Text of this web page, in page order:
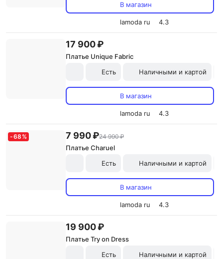
В магазин
lamoda ru 4.3
17 900 ₽
Платье Unique Fabric
Есть
Наличными и картой
В магазин
lamoda ru 4.3
-68 % 7 990 ₽24 990 ₽
Платье Charuel
Есть
Наличными и картой
В магазин
lamoda ru 4.3
19 900 ₽
Платье Try on Dress
Есть
Наличными и картой